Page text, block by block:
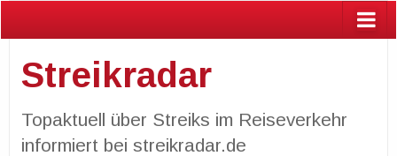
Streikradar
Topaktuell über Streiks im Reiseverkehr
informiert bei streikradar.de